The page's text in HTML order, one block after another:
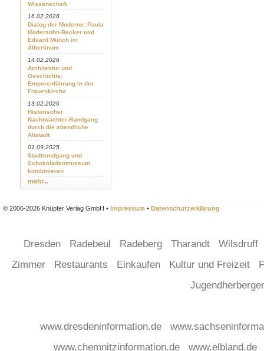
Wissenschaft
16.02.2026
Dialog der Moderne: Paula
Modersohn-Becker und
Edvard Munch im
Albertinum
14.02.2026
Architektur und
Geschichte:
Emporenführung in der
Frauenkirche
13.02.2026
Historischer
Nachtwächter-Rundgang
durch die abendliche
Altstadt
01.09.2025
Stadtrundgang und
Schokoladenmuseum
kombinieren
mehr...
© 2006-2026 Knüpfer Verlag GmbH • Impressum • Datenschutzerklärung
Dresden Radebeul Radeberg Tharandt
Wilsdruff
Zimmer
Restaurants Einkaufen Kultur und Freizeit
www.dresdeninformation.de
www.chemnitzinformation.de
www.elbland.de